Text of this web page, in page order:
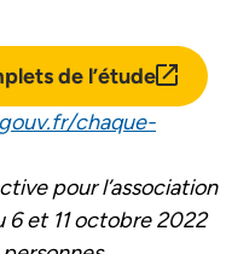
de l’étude lien
chaque-
pour l’association
6 et 11 octobre 2022